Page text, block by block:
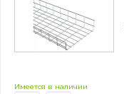
Имеется в наличии